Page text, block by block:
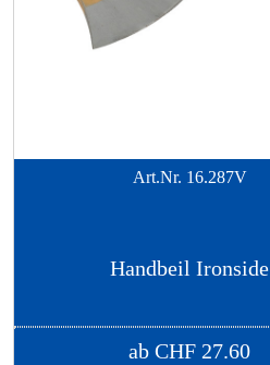
Art.Nr. 16.287V
Handbeil Ironside
ab CHF 27.60